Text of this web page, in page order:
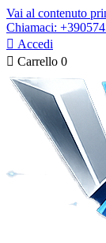
Vai al contenuto
Chiamaci:
 Accedi
 Carrello 0